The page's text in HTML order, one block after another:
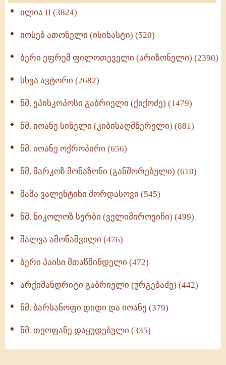
Wisdomge (514)
ქადაგებანი გაბრიელ ეპისკოპოსისა - II ტომი
სულიერი ცხოვრების სახელმძღვანელო -
ნაწილი II (369)
ილია II (3824)
იოსებ ათონელი (ისიხასტი) (520)
ბერი ეფრემ ფილოთეველი (არიზონელი) (2390)
სხვა ავტორი (2682)
წმ. ეპისკოპოსი გაბრიელი (ქიქოძე) (1479)
წმ. იოანე სინელი (კიბისაღმწერელი) (881)
წმ. იოანე ოქროპირი (656)
წმ. მარკოზ მონაზონი (განშორებული) (610)
მამა ვალენტინი მორდასოვი (545)
წმ. ნიკოლოზ სერბი (ველიმიროვიჩი) (499)
შალვა ამონაშვილი (476)
ბერი პაისი მთაწმინდელი (472)
არქიმანდრიტი გაბრიელი (ურგებაძე) (442)
წმ. ბარსანოფი დიდი და იოანე (379)
წმ. თეოფანე დაყუდებული (335)